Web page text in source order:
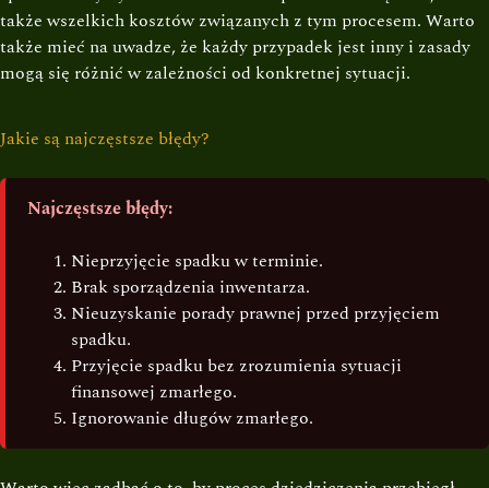
także wszelkich kosztów związanych z tym procesem. Warto
także mieć na uwadze, że każdy przypadek jest inny i zasady
mogą się różnić w zależności od konkretnej sytuacji.
Jakie są najczęstsze błędy?
Najczęstsze błędy:
Nieprzyjęcie spadku w terminie.
Brak sporządzenia inwentarza.
Nieuzyskanie porady prawnej przed przyjęciem
spadku.
Przyjęcie spadku bez zrozumienia sytuacji
finansowej zmarłego.
Ignorowanie długów zmarłego.